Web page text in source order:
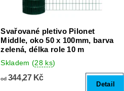
Svařované pletivo Pilonet
Middle, oko 50 x 100mm, barva
zelená, délka role 10 m
Skladem (28 ks)
od344,27 Kč
Detail